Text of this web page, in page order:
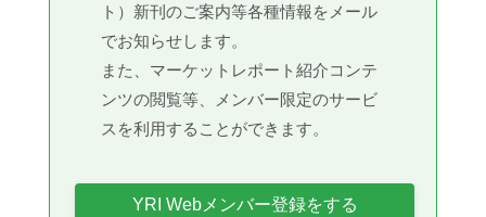
ト）新刊のご案内等各種情報をメール
でお知らせします。
また、マーケットレポート紹介コンテ
ンツの閲覧等、メンバー限定のサービ
スを利用することができます。
YRI Webメンバー登録をする